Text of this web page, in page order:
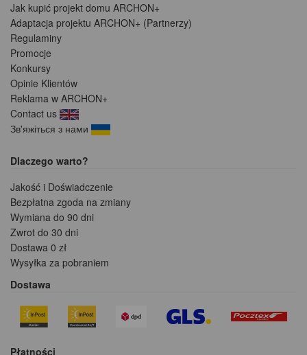
Jak kupić projekt domu ARCHON+
Adaptacja projektu ARCHON+ (Partnerzy)
Regulaminy
Promocje
Konkursy
Opinie Klientów
Reklama w ARCHON+
Contact us
Зв'яжіться з нами
Dlaczego warto?
Jakość i Doświadczenie
Bezpłatna zgoda na zmiany
Wymiana do 90 dni
Zwrot do 30 dni
Dostawa 0 zł
Wysyłka za pobraniem
Dostawa
Płatności